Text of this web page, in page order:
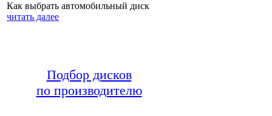
Как выбрать автомобильный диск
читать далее
Подбор дисков
по производителю